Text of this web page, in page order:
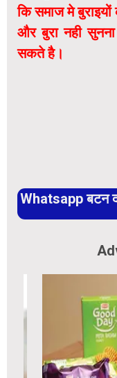
कि समाज मे
और बुरा नही
सकते है।
Whatsapp बटन